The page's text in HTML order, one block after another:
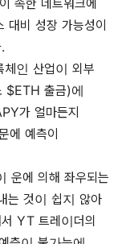
속한 네트워크에
대비 성장 가능성이
체인 산업이 외부
$ETH 출금)에
가 얼마든지
에 예측이
운에 의해 좌우되는
는 것이 쉽지 않아
YT 트레이더의